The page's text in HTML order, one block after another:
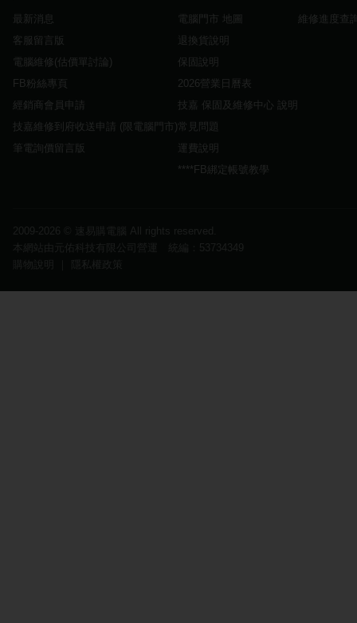
最新消息
客服留言版
電腦維修(估價單討論)
FB粉絲專頁
經銷商會員申請
技嘉維修到府收送申請 (限電腦門市)
筆電詢價留言版
電腦門市 地圖
退換貨說明
保固說明
2026營業日曆表
技嘉 保固及維修中心 說明
常見問題
運費說明
****FB綁定帳號教學
維修進度查